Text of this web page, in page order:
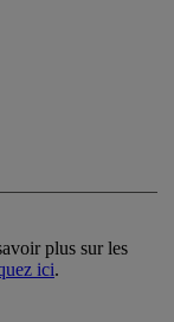
plus sur les
ici.